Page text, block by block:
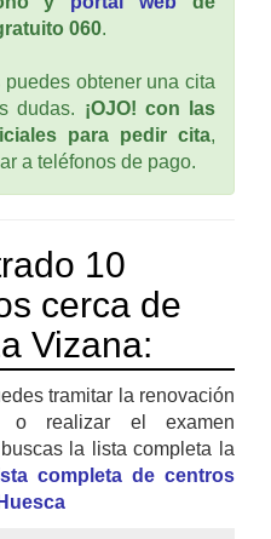
060.
obtener una cita
dudas. ¡OJO! con las
para pedir cita,
a teléfonos de pago.
10
cerca de
Vizana:
tramitar la renovación
o realizar el examen
la lista completa la
completa de centros